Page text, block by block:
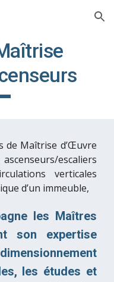
Skip to navigation
de Maîtrise d’Œuvre
escaliers
verticales
d’un immeuble,
les Maîtres
son expertise
les études et